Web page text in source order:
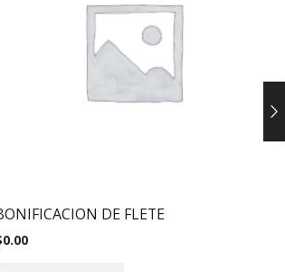
DE FLETE
0.00